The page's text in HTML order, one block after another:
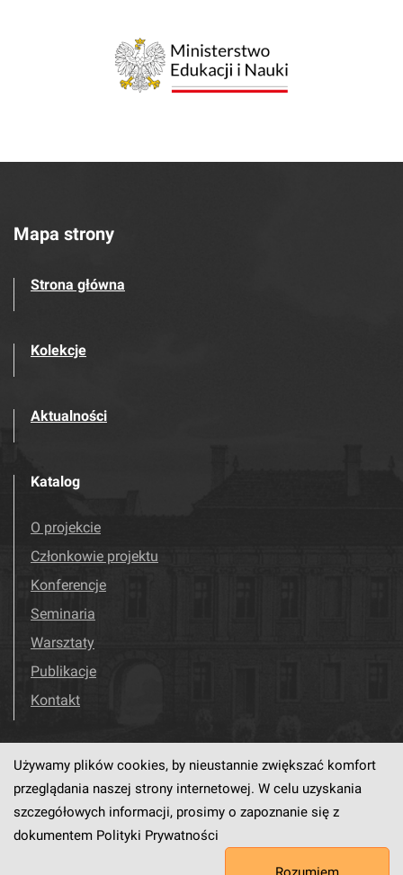
Mapa strony
Strona główna
Kolekcje
Aktualności
Katalog
O projekcie
Członkowie projektu
Konferencje
Seminaria
Warsztaty
Publikacje
Kontakt
Odwiedź nas! Facebook
Używamy plików cookies, by nieustannie zwiększać komfort
przeglądania naszej strony internetowej. W celu uzyskania
szczegółowych informacji, prosimy o zapoznanie się z
dokumentem Polityki Prywatności